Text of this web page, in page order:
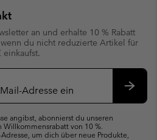
an und erhalte 10 % Rabatt
du nicht reduzierte Artikel für
einkaufst.
angibst, abonnierst du unseren
von 10 %.
um dich über neue Produkte,